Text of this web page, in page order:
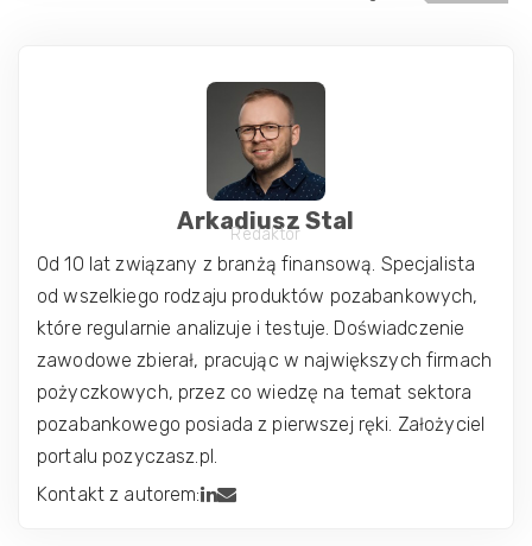
Arkadiusz Stal
Redaktor
Od 10 lat związany z branżą finansową. Specjalista
od wszelkiego rodzaju produktów pozabankowych,
które regularnie analizuje i testuje. Doświadczenie
zawodowe zbierał, pracując w największych firmach
pożyczkowych, przez co wiedzę na temat sektora
pozabankowego posiada z pierwszej ręki. Założyciel
portalu pozyczasz.pl.
Kontakt z autorem: